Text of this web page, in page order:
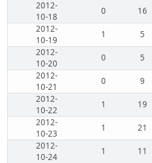
2012-
10-18
0 16
2012-
10-19
1 5
2012-
10-20
0 5
2012-
10-21
0 9
2012-
10-22
1 19
2012-
10-23
1 21
2012-
10-24
1 11